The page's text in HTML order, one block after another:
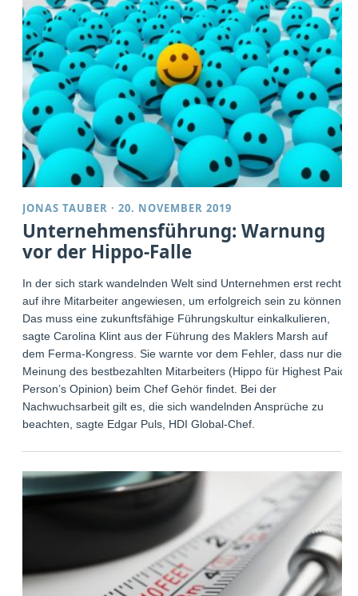
JONAS TAUBER ·20. NOVEMBER 2019
Unternehmensführung: Warnung
vor der Hippo-Falle
In der sich stark wandelnden Welt sind Unternehmen erst recht
auf ihre Mitarbeiter angewiesen, um erfolgreich sein zu können.
Das muss eine zukunftsfähige Führungskultur einkalkulieren,
sagte Carolina Klint aus der Führung des Maklers Marsh auf
dem Ferma-Kongress. Sie warnte vor dem Fehler, dass nur die
Meinung des bestbezahlten Mitarbeiters (Hippo für Highest Paid
Person’s Opinion) beim Chef Gehör findet. Bei der
Nachwuchsarbeit gilt es, die sich wandelnden Ansprüche zu
beachten, sagte Edgar Puls, HDI Global-Chef.